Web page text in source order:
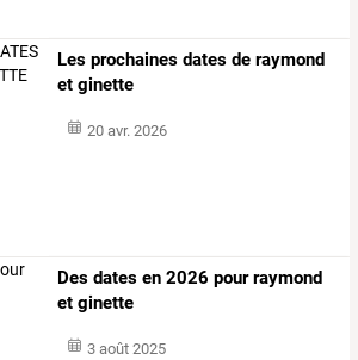
Les prochaines dates de raymond
et ginette
20 avr. 2026
Des dates en 2026 pour raymond
et ginette
3 août 2025